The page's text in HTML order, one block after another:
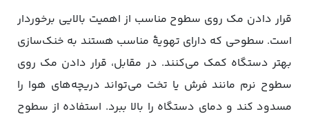
قرار دادن مک روی سطوح مناسب از اهمیت بالایی برخوردار
است. سطوحی که دارای تهویۀ مناسب هستند به خنک‌سازی
بهتر دستگاه کمک می‌کنند. در مقابل، قرار دادن مک روی
سطوح نرم مانند فرش یا تخت می‌تواند دریچه‌های هوا را
مسدود کند و دمای دستگاه را بالا ببرد. استفاده از سطوح